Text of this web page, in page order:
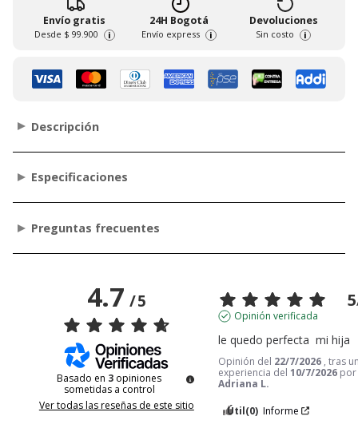
Envío gratis
Desde $ 99.900 i
24H Bogotá
Envío express i
Devoluciones
Sin costo i
Descripción
Especificaciones
Preguntas frecuentes
4.7/5
Basado en 3 opiniones
sometidas a control
Ver todas las reseñas de este sitio
5
Opinión verificada
le quedo perfecta  mi hija
Opinión del 22/7/2026 , tras
experiencia del10/7/2026
Adriana L.
Útil(0) Informe